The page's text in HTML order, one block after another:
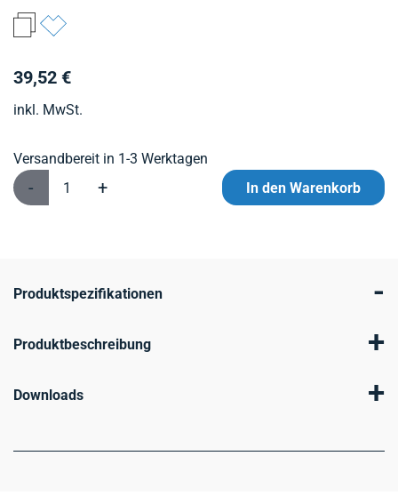
39,52 €
inkl. MwSt.
Versandbereit in 1-3 Werktagen
- + In den Warenkorb
Produktspezifikationen -
Produktbeschreibung +
Downloads +